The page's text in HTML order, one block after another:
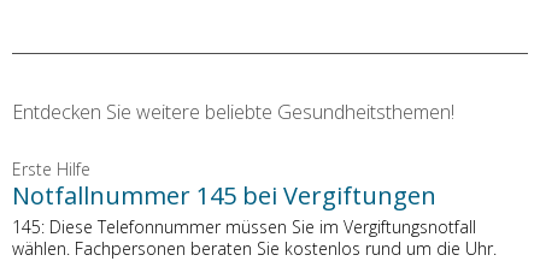
Entdecken Sie weitere beliebte Gesundheitsthemen!
Erste Hilfe
Notfallnummer 145 bei Vergiftungen
145: Diese Telefonnummer müssen Sie im Vergiftungsnotfall
wählen. Fachpersonen beraten Sie kostenlos rund um die Uhr.